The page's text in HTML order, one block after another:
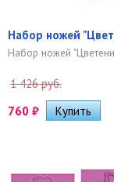
Набор ножей
Набор ножей
1 426 руб.
760 ₽